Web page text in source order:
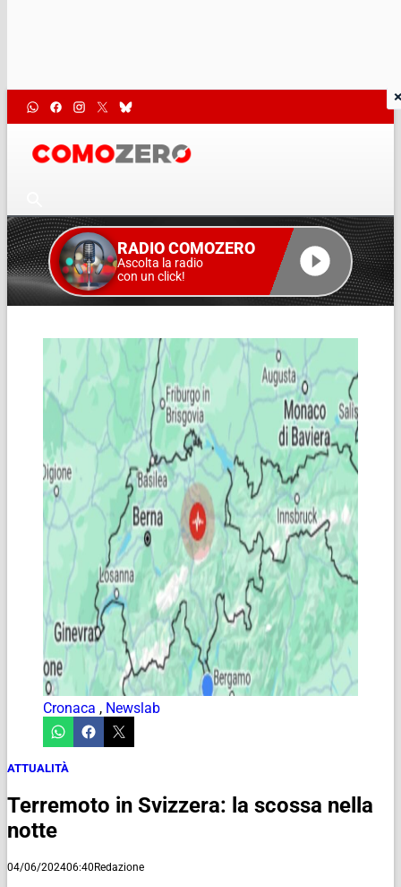
RADIO COMOZERO
Ascolta la radio
con un click!
Cronaca , Newslab
ATTUALITÀ
Terremoto in Svizzera: la scossa nella
notte
04/06/202406:40Redazione